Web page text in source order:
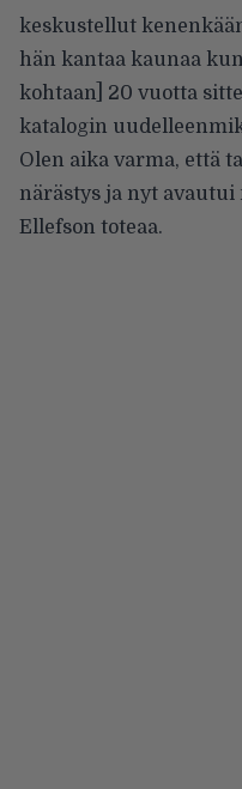
keskustellut
hän kantaa kaunaa
kohtaan] 20 vuotta
katalogin
Olen aika varma, että
närästys ja nyt avautui
Ellefson toteaa.